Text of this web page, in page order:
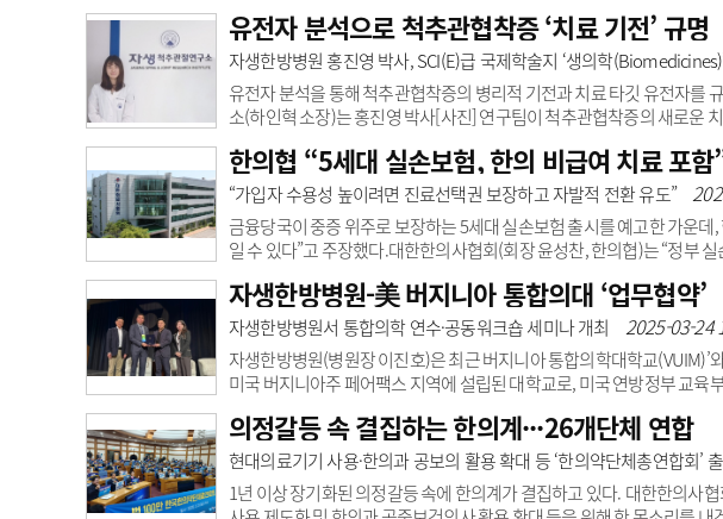
해당 스폰서십의 일환으로 40여석 규모의 팬 카페를 열고 KT롤스터의 상
매되는 초콜릿과 케익은 물론, 컵과 컵받침, 접시, 포크, 냅킨 등에도 KT롤
5명(퍼펙트, 커즈, 비디디, 덕담, 피터)의 친필 ..
유전자 분석으로 척추관협착증 ‘치료 기전’ 규명
자생한방병원 홍진영 박사, SCI(E)급 국제학술지 ‘생의학
유전자 분석을 통해 척추관협착증의 병리적 기전과 치료 타깃 유전자를
소(하인혁 소장)는 홍진영 박사[사진] 연구팀이 척추관협착증의 새로운
과 염증을 유발하는 대표적 퇴행성 척추 질환이다. 국내 연간 환자는 약
그러나 주로 통증 완화와 염증 억제에 초점을 맞추고 있고 근본적 원인을
은 척추관협착증의 병리학적 기전을 규명하고 새로운 치료 ..
한의협 “5세대 실손보험, 한의 비급여 치료 포함
“가입자 수용성 높이려면 진료선택권 보장하고 자발적 전환 유도”
금융당국이 중증 위주로 보장하는 5세대 실손보험 출시를 예고한 가운
일 수 있다”고 주장했다.대한한의사협회(회장 윤성찬, 한의협)는 “정부
항목으로 지목돼 온 도수치료, 미용주사 등을 보장 범위에서 제외하는 게
향후 계약이 만료된 후 재가입을 원할 경우 새로 출시되는 5세대 실손보
한다는 입장이다. 이에 국민 요구도와 만족도, 고령층 선호도가 높은..
자생한방병원-美 버지니아 통합의대 ‘업무협약’
자생한방병원서 통합의학 연수·공동워크숍 세미나 개최 2025-03-24
자생한방병원(병원장 이진호)은 최근 버지니아 통합의학대학교(VUIM)’
미국 버지니아주 페어팩스 지역에 설립된 대학교로, 미국 연방정부 교육
교육 우수성을 인정받고 있다.앞서 자생한방병원 의료진은 이달 초 미국
아시아 유일 의료기관으로 참석해 연구 성과 등을 발표하면서 VUIM 측과
VUIM CEO, 리싱 라우 VUIM 총장 등과 통합의학 세계화를 ..
의정갈등 속 결집하는 한의계···26개단체 연합
현대의료기기 사용·한의과 공보의 활용 확대 등 ‘한의약단체총연합회’
1년 이상 장기화된 의정갈등 속에 한의계가 결집하고 있다. 대한한의사